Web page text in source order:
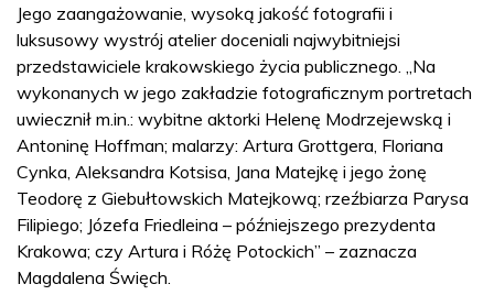
Jego zaangażowanie, wysoką jakość fotografii i
luksusowy wystrój atelier doceniali najwybitniejsi
przedstawiciele krakowskiego życia publicznego. „Na
wykonanych w jego zakładzie fotograficznym portretach
uwiecznił m.in.: wybitne aktorki Helenę Modrzejewską i
Antoninę Hoffman; malarzy: Artura Grottgera, Floriana
Cynka, Aleksandra Kotsisa, Jana Matejkę i jego żonę
Teodorę z Giebułtowskich Matejkową; rzeźbiarza Parysa
Filipiego; Józefa Friedleina – późniejszego prezydenta
Krakowa; czy Artura i Różę Potockich” – zaznacza
Magdalena Święch.